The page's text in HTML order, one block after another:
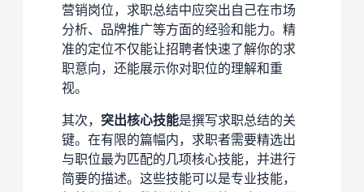
营销岗位，求职总结中应突出自己在市场
分析、品牌推广等方面的经验和能力。精
准的定位不仅能让招聘者快速了解你的求
职意向，还能展示你对职位的理解和重
视。
其次， 突出核心技能是撰写求职总结的关
键。在有限的篇幅内，求职者需要精选出
与职位最为匹配的几项核心技能，并进行
简要的描述。这些技能可以是专业技能，